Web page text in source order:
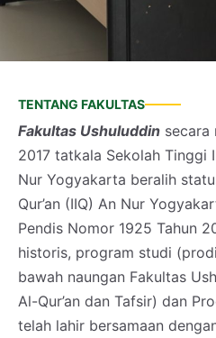
TENTANG FAKULTAS
Fakultas Ushuluddin secara
2017 tatkala Sekolah Tinggi
Nur Yogyakarta beralih
Qur’an (IIQ) An Nur
Pendis Nomor 1925 Tahun
historis, program studi
bawah naungan Fakultas
Al-Qur’an dan Tafsir) dan
telah lahir bersamaan